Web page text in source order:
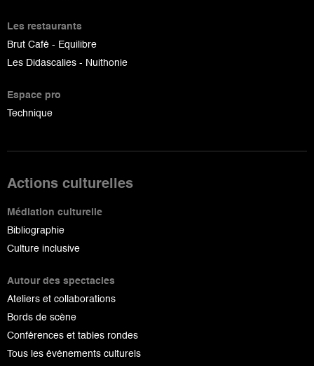
Les restaurants
Brut Café - Equilibre
Les Didascalies - Nuithonie
Espace pro
Technique
Actions culturelles
Médiation culturelle
Bibliographie
Culture inclusive
Autour des spectacles
Ateliers et collaborations
Bords de scène
Conférences et tables rondes
Tous les événements culturels